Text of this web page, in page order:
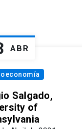
ABR
Salgado,
of